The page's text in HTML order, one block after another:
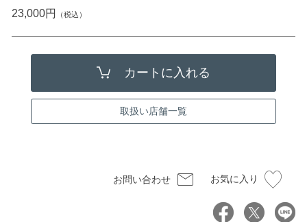
23,000円 （税込）
取扱い店舗一覧
お問い合わせ お気に入り